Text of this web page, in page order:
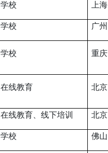
学校 上海
学校 广州
学校 重庆
在线教育 北京
在线教育、线下培训 北京
学校 佛山